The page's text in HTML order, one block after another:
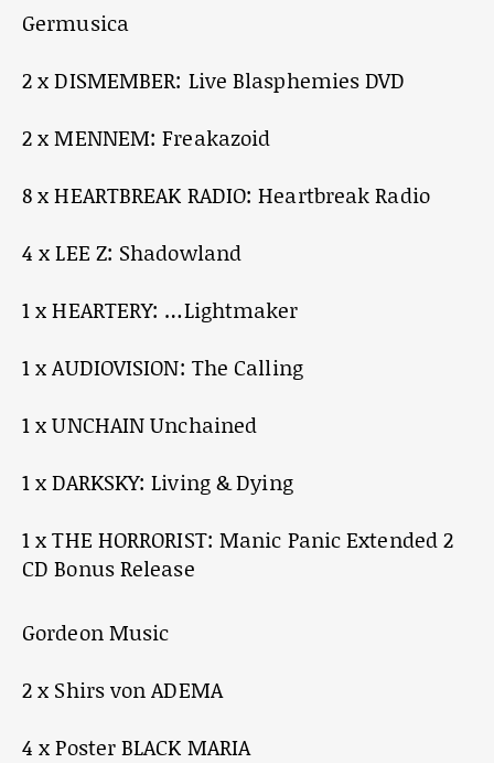
Germusica
2 x DISMEMBER: Live Blasphemies DVD
2 x MENNEM: Freakazoid
8 x HEARTBREAK RADIO: Heartbreak Radio
4 x LEE Z: Shadowland
1 x HEARTERY: …Lightmaker
1 x AUDIOVISION: The Calling
1 x UNCHAIN Unchained
1 x DARKSKY: Living & Dying
1 x THE HORRORIST: Manic Panic Extended 2
CD Bonus Release
Gordeon Music
2 x Shirs von ADEMA
4 x Poster BLACK MARIA